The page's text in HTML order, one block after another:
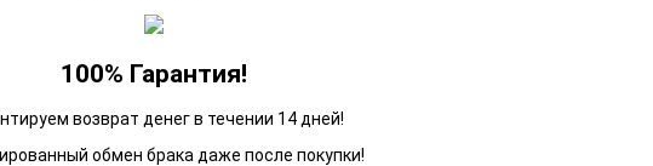
100% Гарантия!
возврат денег в течении 14 дней!
обмен брака даже после покупки!